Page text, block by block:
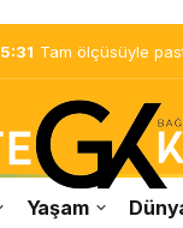
5:31 Tam ölçüsüyle
Yaşam